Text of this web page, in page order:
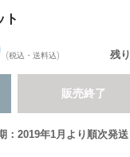
ト
(税込・送料込) 残り
販売終了
：2019年1月より順次発送